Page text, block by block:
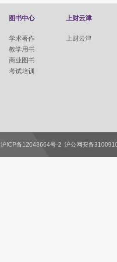
图书中心
学术著作
教学用书
商业图书
考试培训
上财云津
上财云津
沪ICP备12043664号-2 沪公网安备